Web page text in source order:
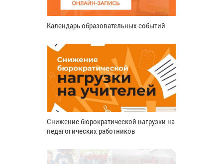
Календарь образовательных событий
Снижение бюрократической нагрузки на
педагогических работников